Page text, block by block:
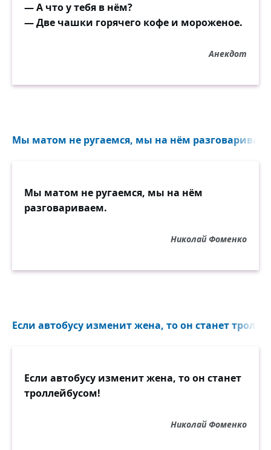
— А что у тебя в нём?
— Две чашки горячего кофе и мороженое.
Анекдот
Мы матом не ругаемся, мы на нём
Мы матом не ругаемся, мы на нём
разговариваем.
Николай Фоменко
Если автобусу изменит жена, то он станет
Если автобусу изменит жена, то он станет
троллейбусом!
Николай Фоменко